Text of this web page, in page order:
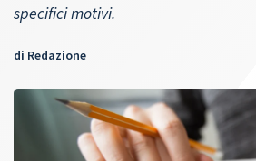
specifici motivi.
di Redazione